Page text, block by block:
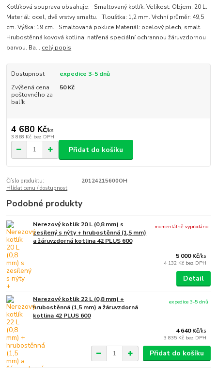
Kotlíková souprava obsahuje: Smaltovaný kotlík. Velikost: Objem: 20 L.
Materiál: ocel, dvě vrstvy smaltu. Tloušťka: 1,2 mm. Vrchní průměr: 49,5
cm. Výška: 19 cm. Smaltovaná poklice Materiál: ocelový plech, smalt.
Hrubostěnná kovová kotlina, natřená speciální ochrannou žáruvzdornou
barvou. Ba... celý popis
Dostupnost
expedice 3-5 dnů
Zvýšená cena
poštovného za
balík
50 Kč
4 680 Kč/ks
3 868 Kč bez DPH
Přidat do košíku
Číslo produktu:
20124215600OH
Hlídat cenu / dostupnost
Podobné produkty
Nerezový kotlík 20 L (0,8 mm) s
zesílený s nýty + hrubostěnná (1,5 mm)
a žáruvzdorná kotlina 42 PLUS 600
5 000 Kč/ks
4 132 Kč bez DPH
momentálně vyprodáno
Detail
Nerezový kotlík 22 L (0,8 mm) +
hrubostěnná (1,5 mm) a žáruvzdorná
kotlina 42 PLUS 600
4 640 Kč/ks
3 835 Kč bez DPH
expedice 3-5 dnů
Přidat do košíku